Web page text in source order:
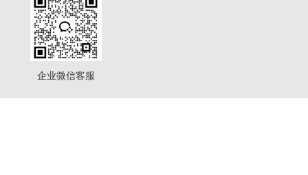
企业微信客服